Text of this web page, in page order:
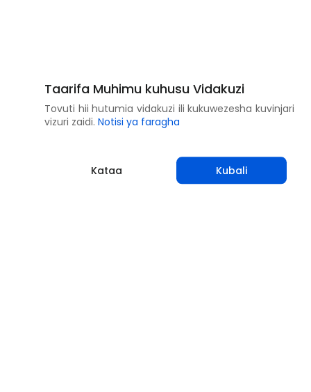
Taarifa Muhimu kuhusu Vidakuzi
Tovuti hii hutumia vidakuzi ili kukuwezesha kuvinjari
vizuri zaidi. Notisi ya faragha
Kataa Kubali